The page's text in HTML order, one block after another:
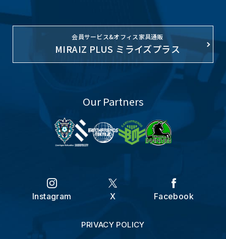
会員サービス&オフィス家具通販
MIRAIZ PLUS ミライズプラス
Our Partners
Instagram X Facebook
PRIVACY POLICY